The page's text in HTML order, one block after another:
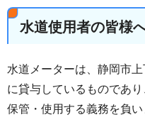
水道使用者の皆様
水道メーターは、静岡市
に貸与しているものであ
保管・使用する義務を負